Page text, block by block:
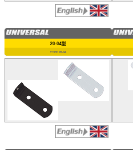
20-04型
TYPE:20-04